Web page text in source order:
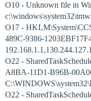
O10 - Unknown file in
O17 -
489C-9386-
O22 -
A8BA-11D1-B96B-
O22 -